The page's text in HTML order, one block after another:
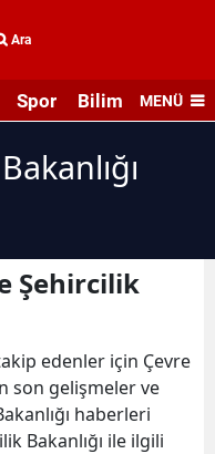
Ara
Spor Bilim veMENÜ
Şehircilik
edenler için Çevre
son gelişmeler ve
haberleri
Bakanlığı ile ilgili